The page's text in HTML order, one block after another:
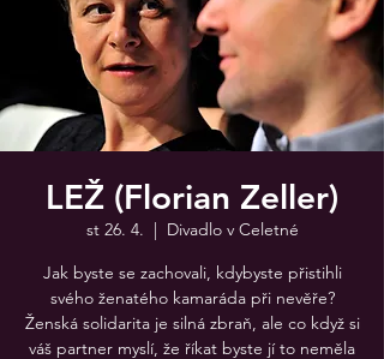
LEŽ (Florian Zeller)
st 26. 4.
  |
Divadlo v Celetné
Jak byste se zachovali, kdybyste přistihli
svého ženatého kamaráda při nevěře?
Ženská solidarita je silná zbraň, ale co když si
váš partner myslí, že říkat byste jí to neměla